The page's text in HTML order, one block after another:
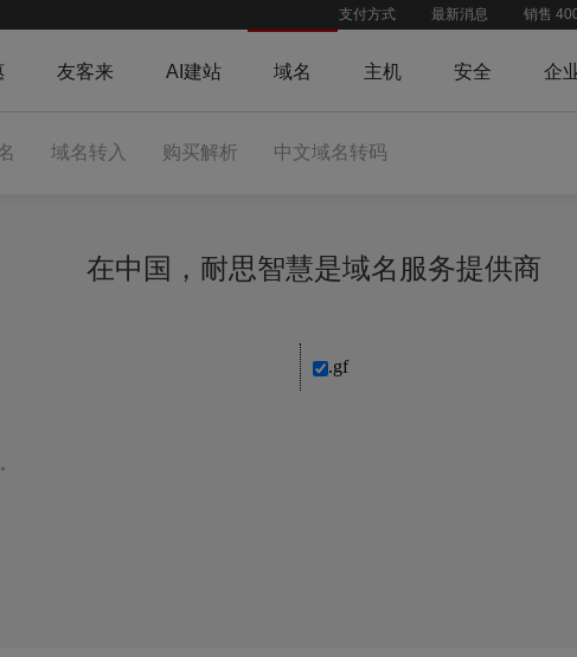
销售
最新消息
支付方式
友客来 AI建站 域名 主机 安全 企
域名转入 购买解析 中文域名转码
在中国，耐思智慧是域名服务提供商
.gf